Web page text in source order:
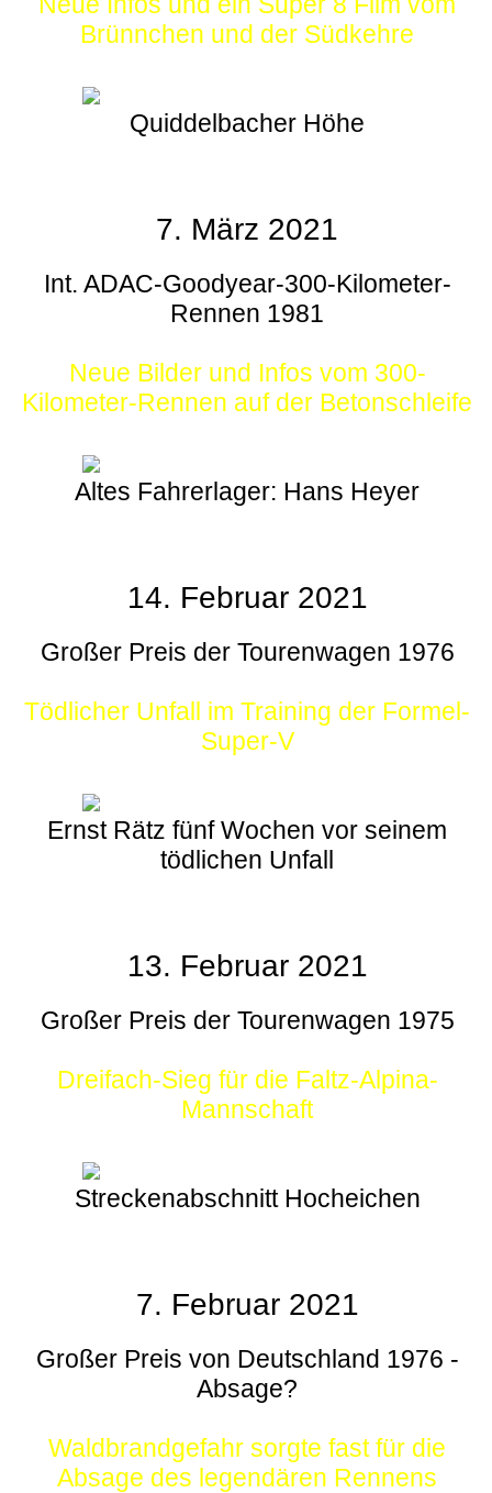
Brünnchen und der Südkehre
Quiddelbacher Höhe
7. März 2021
Int. ADAC-Goodyear-300-Kilometer-
Rennen 1981
Neue Bilder und Infos vom 300-
Kilometer-Rennen auf der Betonschleife
Altes Fahrerlager: Hans Heyer
14. Februar 2021
Großer Preis der Tourenwagen 1976
Tödlicher Unfall im Training der Formel-
Super-V
Ernst Rätz fünf Wochen vor seinem
tödlichen Unfall
13. Februar 2021
Großer Preis der Tourenwagen 1975
Dreifach-Sieg für die Faltz-Alpina-
Mannschaft
Streckenabschnitt Hocheichen
7. Februar 2021
Großer Preis von Deutschland 1976 -
Absage?
Waldbrandgefahr sorgte fast für die
Absage des legendären Rennens